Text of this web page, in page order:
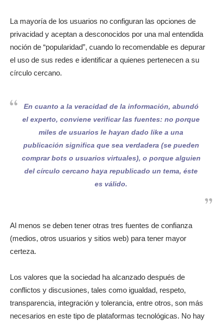
La mayoría de los usuarios no configuran las opciones de
privacidad y aceptan a desconocidos por una mal entendida
noción de “popularidad”, cuando lo recomendable es depurar
el uso de sus redes e identificar a quienes pertenecen a su
círculo cercano.
En cuanto a la veracidad de la información, abundó
el experto, conviene verificar las fuentes: no porque
miles de usuarios le hayan dado like a una
publicación significa que sea verdadera (se pueden
comprar bots o usuarios virtuales), o porque alguien
del círculo cercano haya republicado un tema, éste
es válido.
Al menos se deben tener otras tres fuentes de confianza
(medios, otros usuarios y sitios web) para tener mayor
certeza.
Los valores que la sociedad ha alcanzado después de
conflictos y discusiones, tales como igualdad, respeto,
transparencia, integración y tolerancia, entre otros, son más
necesarios en este tipo de plataformas tecnológicas. No hay